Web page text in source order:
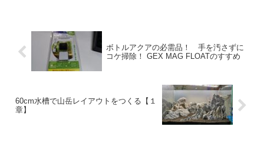
ボトルアクアの必需品！ 手を汚さずに
コケ掃除！ GEX MAG FLOATのすすめ
60cm水槽で山岳レイアウトをつくる【１
章】